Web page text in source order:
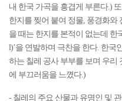
내 한국 가곡을 흥겹게 부른다.)
한지를 찢어 붙여 정물, 풍경화와
을 때는 한지를 본적이 없는데 한
l)’을 연발하며 극찬을 한다. 한국
하는 칠레 공사 부부를 보며 우리
에 부끄러움을 느꼈다.)
- 칠레의 주요 산물과 유명인 및